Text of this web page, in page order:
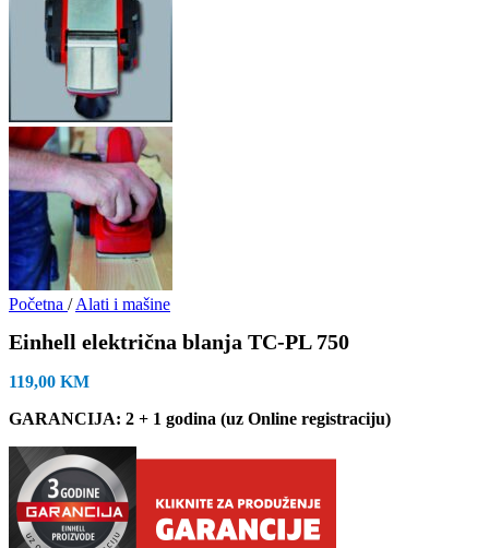
Početna / Alati i mašine
Einhell električna blanja TC-PL 750
119,00 KM
GARANCIJA: 2 + 1 godina (uz Online registraciju)